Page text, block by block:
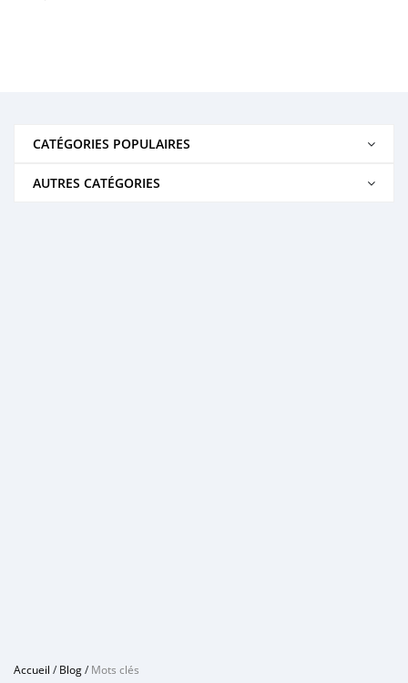
CATÉGORIES POPULAIRES
AUTRES CATÉGORIES
Accueil /Blog/Mots clés